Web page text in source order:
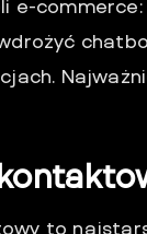
e-
to